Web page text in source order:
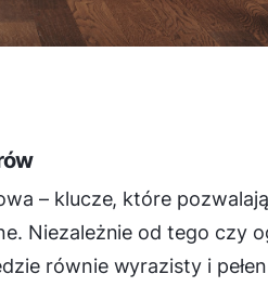
– klucze, które
Niezależnie od tego czy
równie wyrazisty i